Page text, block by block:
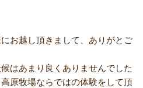
お越し頂きまして、ありがとご
はあまり良くありませんでした
原牧場ならではの体験をして頂